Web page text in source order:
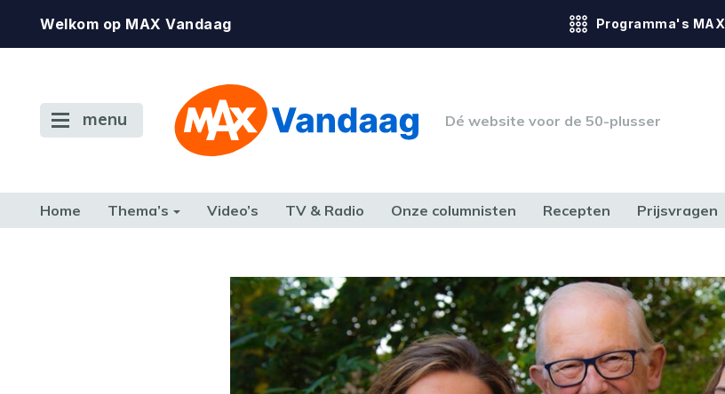
Welkom op MAX Vandaag Programma's MAX
menu Dé website voor de 50-plusser
Home Thema’s Video’s TV & Radio Onze columnisten Recepten Prijsvragen